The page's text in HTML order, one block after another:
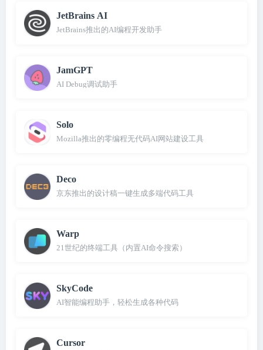
JetBrains AI
JetBrains推出的AI编程开发助手
JamGPT
AI Debug调试助手
Solo
Mozilla推出的零编程无代码AI网站建设工具
Deco
京东推出的设计稿一键生成多端代码工具
Warp
21世纪的终端工具（内置AI命令搜索）
SkyCode
AI智能编程助手，轻松生成各种代码
Cursor